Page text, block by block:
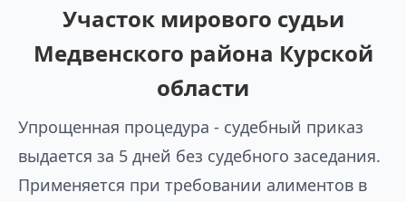
Участок мирового судьи
Медвенского района Курской
области
Упрощенная процедура - судебный приказ
выдается за 5 дней без судебного заседания.
Применяется при требовании алиментов в